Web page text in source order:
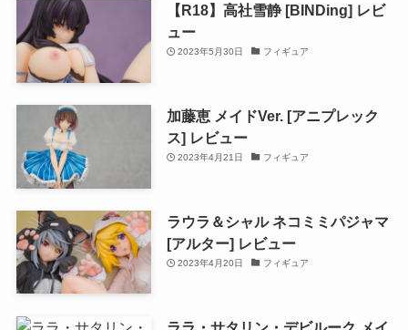
【R18】高社雪静 [BINDing] レビ
ュー
2023年5月30日 フィギュア
加藤恵 メイドVer. [アニプレック
ス] レビュー
2023年4月21日 フィギュア
ラウラ＆シャル ネコミミパジャマ
[アルター] レビュー
2023年4月20日 フィギュア